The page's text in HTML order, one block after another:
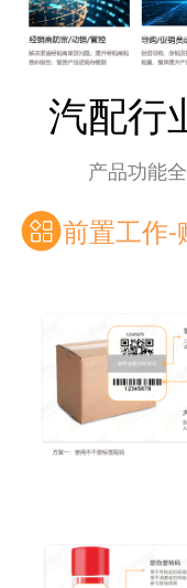
汽配行
产品功能
前置工作-